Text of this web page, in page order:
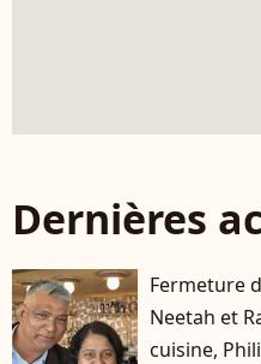
Dernières
Fermeture
Neetah et
cuisine,